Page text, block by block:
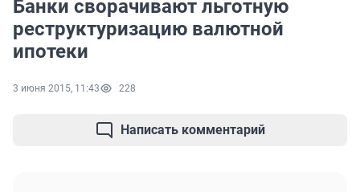
Банки сворачивают льготную
реструктуризацию валютной
ипотеки
3 июня 2015, 11:43 228
Написать комментарий